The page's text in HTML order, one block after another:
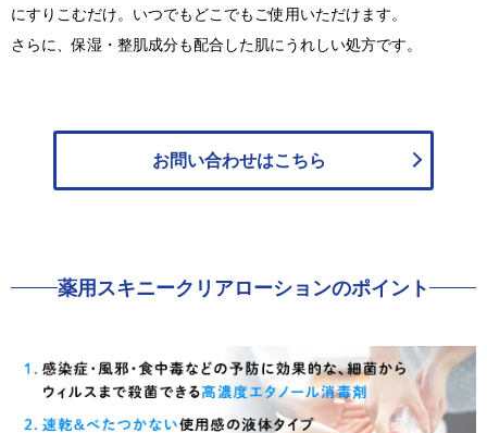
にすりこむだけ。いつでもどこでもご使用いただけます。
さらに、保湿・整肌成分も配合した肌にうれしい処方です。
お問い合わせはこちら
薬用スキニークリアローションのポイント